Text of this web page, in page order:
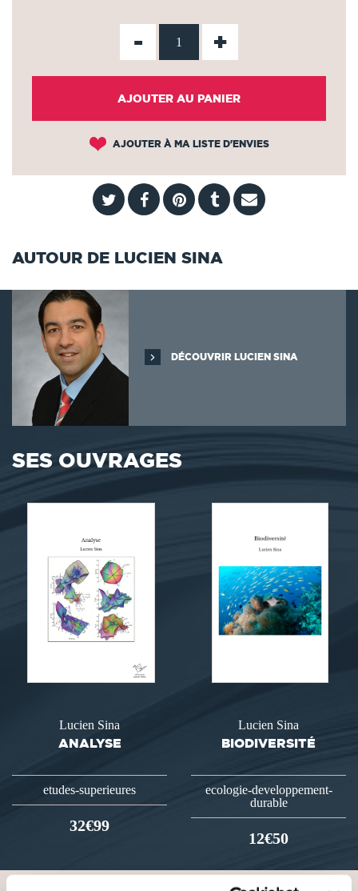
- +
AJOUTER AU PANIER
AJOUTER À MA LISTE D'ENVIES
AUTOUR DE LUCIEN SINA
DÉCOUVRIR LUCIEN SINA
SES OUVRAGES
Lucien Sina
ANALYSE
etudes-superieures
32€99
Lucien Sina
BIODIVERSITÉ
ecologie-developpement-
durable
12€50